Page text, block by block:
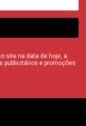
site na data de hoje, a
publicitários e promoções